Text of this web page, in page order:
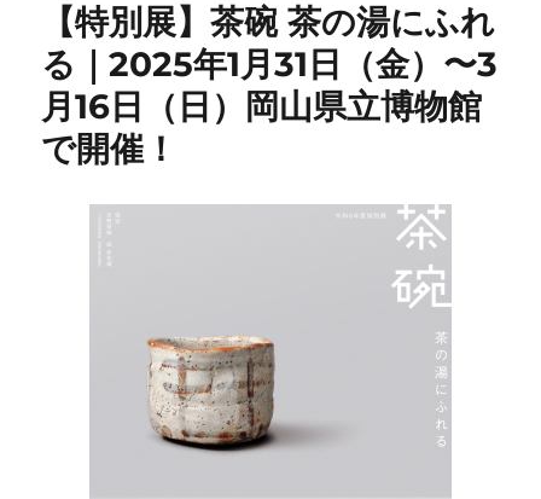
【特別展】茶碗 茶の湯にふれ
る｜2025年1月31日（金）〜3
月16日（日）岡山県立博物館
で開催！